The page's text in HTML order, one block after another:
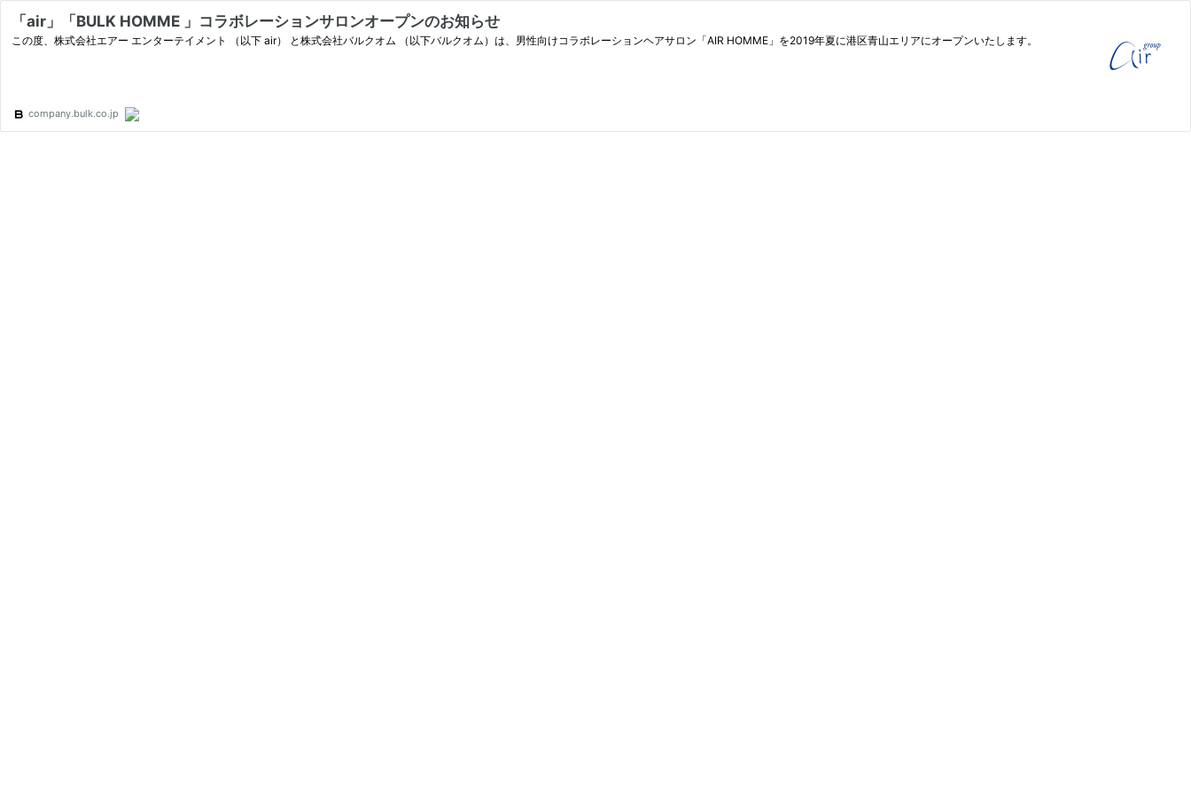
「air」「BULK HOMME 」コラボレーションサロンオープンのお知らせ
この度、株式会社エアー エンターテイメント （以下 air） と株式会社バルクオム （以下バルクオム）は、男性向けコラボレーションヘアサロン「AIR HOMME」を2019年夏に港区青山エリアにオープンいたします。
company.bulk.co.jp